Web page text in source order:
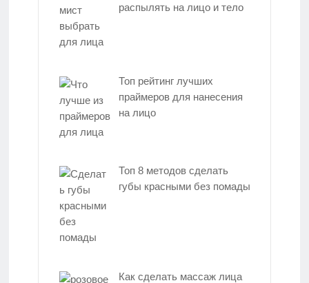
распылять на лицо и тело
Топ рейтинг лучших
праймеров для нанесения
на лицо
Топ 8 методов сделать
губы красными без помады
Как сделать массаж лица